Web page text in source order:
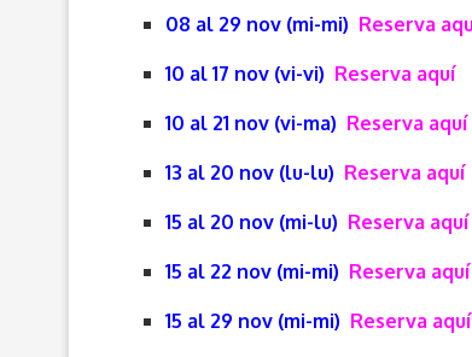
08 al 29 nov (mi-mi) Reserva
10 al 17 nov (vi-vi) Reserva aquí
10 al 21 nov (vi-ma) Reserva aquí
13 al 20 nov (lu-lu) Reserva aquí
15 al 20 nov (mi-lu) Reserva aquí
15 al 22 nov (mi-mi) Reserva aquí
15 al 29 nov (mi-mi) Reserva aquí